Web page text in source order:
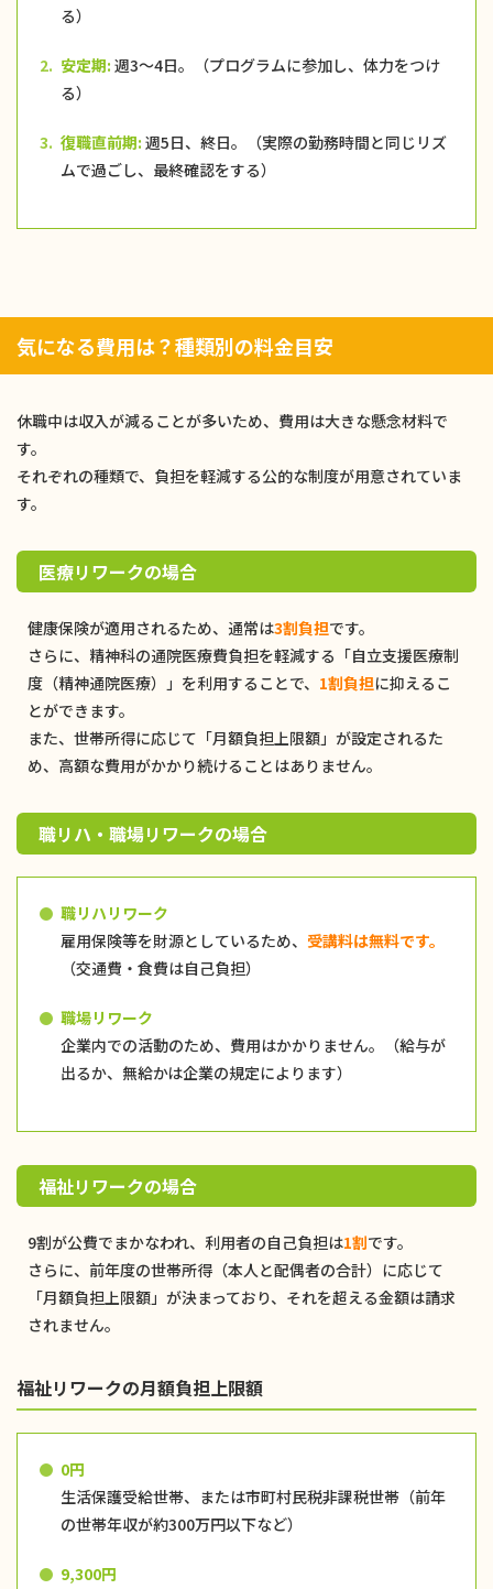
る）
2. 安定期: 週3〜4日。（プログラムに参加し、体力をつけ
る）
3. 復職直前期: 週5日、終日。（実際の勤務時間と同じリズ
ムで過ごし、最終確認をする）
気になる費用は？種類別の料金目安
休職中は収入が減ることが多いため、費用は大きな懸念材料で
す。
それぞれの種類で、負担を軽減する公的な制度が用意されていま
す。
医療リワークの場合
健康保険が適用されるため、通常は3割負担です。
さらに、精神科の通院医療費負担を軽減する「自立支援医療制
度（精神通院医療）」を利用することで、 1割負担に抑えるこ
とができます。
また、世帯所得に応じて「月額負担上限額」が設定されるた
め、高額な費用がかかり続けることはありません。
職リハ・職場リワークの場合
職リハリワーク
雇用保険等を財源としているため、 受講料は無料です。
（交通費・食費は自己負担）
職場リワーク
企業内での活動のため、費用はかかりません。（給与が
出るか、無給かは企業の規定によります）
福祉リワークの場合
9割が公費でまかなわれ、利用者の自己負担は1割です。
さらに、前年度の世帯所得（本人と配偶者の合計）に応じて
「月額負担上限額」が決まっており、それを超える金額は請求
されません。
福祉リワークの月額負担上限額
0円
生活保護受給世帯、または市町村民税非課税世帯（前年
の世帯年収が約300万円以下など）
9,300円